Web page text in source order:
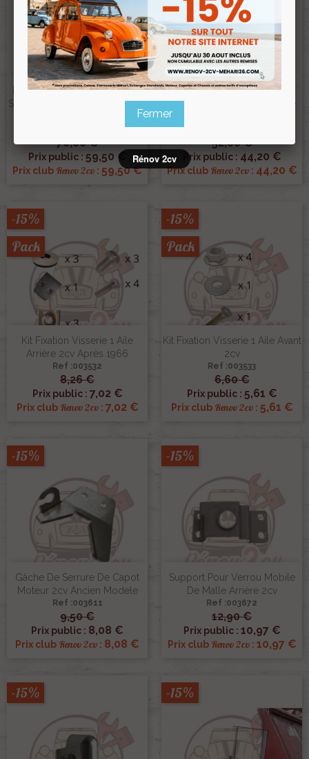
Pare Chocs Avant 2cv Qualité
Supérieure GRIS CHARLESTON
70,00 €
Prix public : 59,50 €
Prix club Renov 2cv : 59,50 €
Tôle Sous Moteur Renforcée
52,00 €
Prix public : 44,20 €
Prix club Renov 2cv: 44,20 €
Kit Fixation Visserie 1 Aile
Arrière 2cv Après 1966
Ref :003532
8,26 €
Prix public : 7,02 €
Prix club Renov 2cv: 7,02 €
-15%
Pack
Kit Fixation Visserie 1 Aile Avant
2cv
Ref :003533
6,60 €
Prix public : 5,61 €
Prix club Renov 2cv: 5,61 €
-15%
Pack
Gâche De Serrure De Capot
Moteur 2cv Ancien Modele
Ref :003611
9,50 €
Prix public : 8,08 €
Prix club Renov 2cv : 8,08 €
-15%
Support Pour Verrou Mobile
De Malle Arrière 2cv
Ref :003672
12,90 €
Prix public : 10,97 €
Prix club Renov 2cv: 10,97 €
-15%
-15% -15%
Fermer
Rénov 2cv